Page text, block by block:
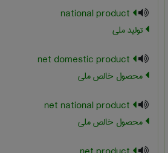
تولید ملی
محصول خالص ملی
محصول خالص ملی